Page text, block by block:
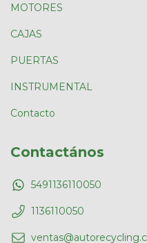
MOTORES
CAJAS
PUERTAS
INSTRUMENTAL
Contacto
Contactános
5491136110050
1136110050